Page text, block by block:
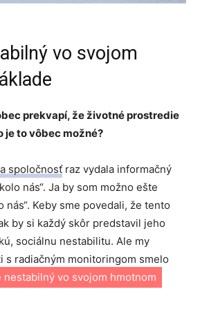
vo svojom
prekvapí, že životné prostredie
je to vôbec možné?
spoločnosť raz vydala informačný
nás“. Ja by som možno ešte
nás“. Keby sme povedali, že tento
by si každý skôr predstavil jeho
sociálnu nestabilitu. Ale my
s radiačným monitoringom smelo
nestabilný vo svojom hmotnom